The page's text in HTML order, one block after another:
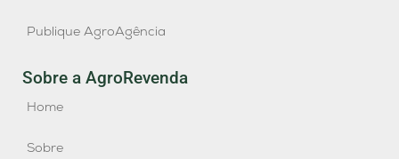
Publique AgroAgência
Sobre a AgroRevenda
Home
Sobre